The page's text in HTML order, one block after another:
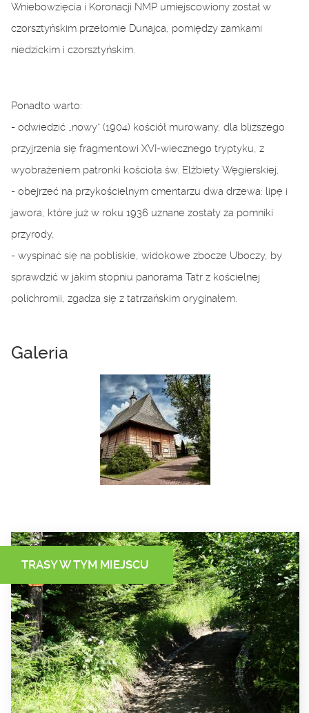
Wniebowzięcia i Koronacji NMP umiejscowiony został w
czorsztyńskim przełomie Dunajca, pomiędzy zamkami
niedzickim i czorsztyńskim.
Ponadto warto:
- odwiedzić „nowy” (1904) kościół murowany, dla bliższego
przyjrzenia się fragmentowi XVI-wiecznego tryptyku, z
wyobrażeniem patronki kościoła św. Elżbiety Węgierskiej,
- obejrzeć na przykościelnym cmentarzu dwa drzewa: lipę i
jawora, które już w roku 1936 uznane zostały za pomniki
przyrody,
- wyspinać się na pobliskie, widokowe zbocze Uboczy, by
sprawdzić w jakim stopniu panorama Tatr z kościelnej
polichromii, zgadza się z tatrzańskim oryginałem.
Galeria
TRASY W TYM MIEJSCU